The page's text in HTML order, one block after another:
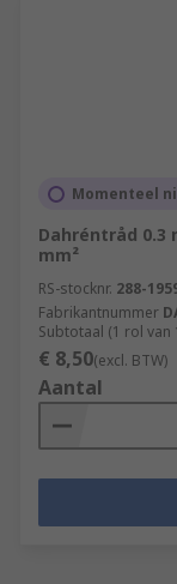
Momenteel
Dahréntråd 0.3
mm²
RS-stocknr. 288-
Fabrikantnummer
Subtotaal (1 rol van
€ 8,50(excl. BTW)
Aantal